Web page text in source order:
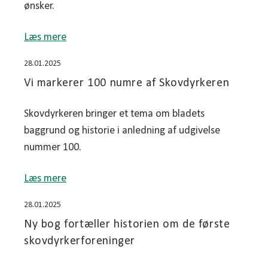
ønsker.
Læs mere
28.01.2025
Vi markerer 100 numre af Skovdyrkeren
Skovdyrkeren bringer et tema om bladets
baggrund og historie i anledning af udgivelse
nummer 100.
Læs mere
28.01.2025
Ny bog fortæller historien om de første
skovdyrkerforeninger